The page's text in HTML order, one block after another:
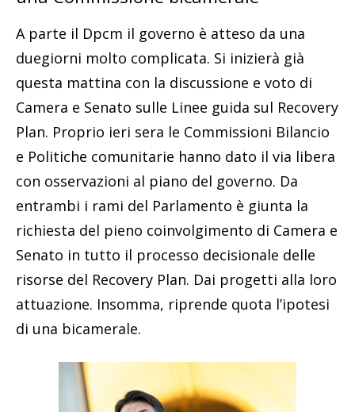
A parte il Dpcm il governo è atteso da una
duegiorni molto complicata. Si inizierà già
questa mattina con la discussione e voto di
Camera e Senato sulle Linee guida sul Recovery
Plan. Proprio ieri sera le Commissioni Bilancio
e Politiche comunitarie hanno dato il via libera
con osservazioni al piano del governo. Da
entrambi i rami del Parlamento è giunta la
richiesta del pieno coinvolgimento di Camera e
Senato in tutto il processo decisionale delle
risorse del Recovery Plan. Dai progetti alla loro
attuazione. Insomma, riprende quota l’ipotesi
di una bicamerale.